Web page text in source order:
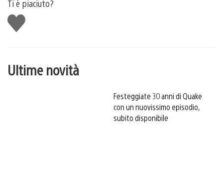
Ti è piaciuto?
Mi
piace
Ultime novità
Festeggiate 30 anni di Quake
con un nuovissimo episodio,
subito disponibile